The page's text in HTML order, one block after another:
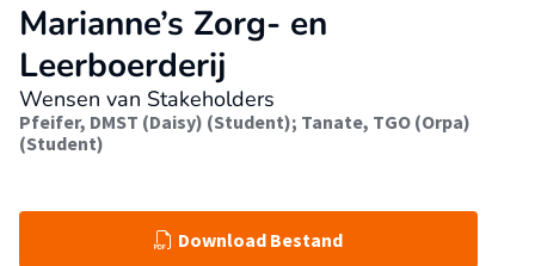
Marianne’s Zorg- en
Leerboerderij
Wensen van Stakeholders
Pfeifer, DMST (Daisy) (Student); Tanate, TGO (Orpa)
(Student)
Download Bestand